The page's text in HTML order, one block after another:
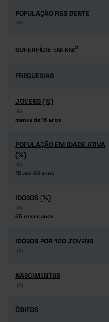
POPULAÇÃO RESIDENTE
(6)
POPULAÇÃO RESIDENTE
(6)
SUPERFÍCIE EM KM2
SUPERFÍCIE EM KM2
FREGUESIAS
FREGUESIAS
JOVENS (%)
(6)
menos de 15 anos
JOVENS (%)
(6)
menos de 15 anos
POPULAÇÃO EM IDADE ATIVA
(%)
(6)
15 aos 64 anos
POPULAÇÃO EM IDADE ATIVA
(%)
(6)
15 aos 64 anos
IDOSOS (%)
(6)
65 e mais anos
IDOSOS (%)
(6)
65 e mais anos
IDOSOS POR 100 JOVENS
(6)
IDOSOS POR 100 JOVENS
(6)
NASCIMENTOS
(4)
NASCIMENTOS
(4)
ÓBITOS
ÓBITOS